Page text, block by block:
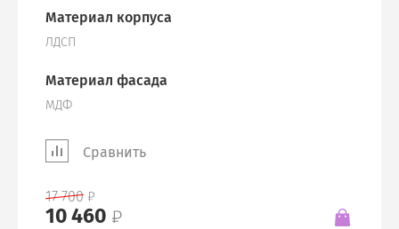
Материал корпуса
ЛДСП
Материал фасада
МДФ
Сравнить
17 700
10 460